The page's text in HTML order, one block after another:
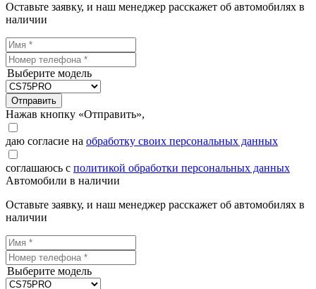
Оставьте заявку, и наш менеджер расскажет об автомобилях в
наличии
Выберите модель
Отправить
Нажав кнопку «Отправить»,
даю согласие на обработку своих персональных данных
соглашаюсь с политикой обработки персональных данных
Автомобили в наличии
Оставьте заявку, и наш менеджер расскажет об автомобилях в
наличии
Выберите модель